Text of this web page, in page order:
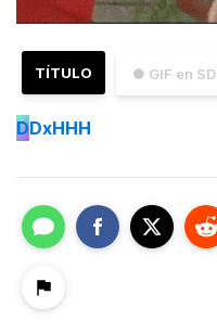
● GIF en SD
TÍTULO
DDxHHH